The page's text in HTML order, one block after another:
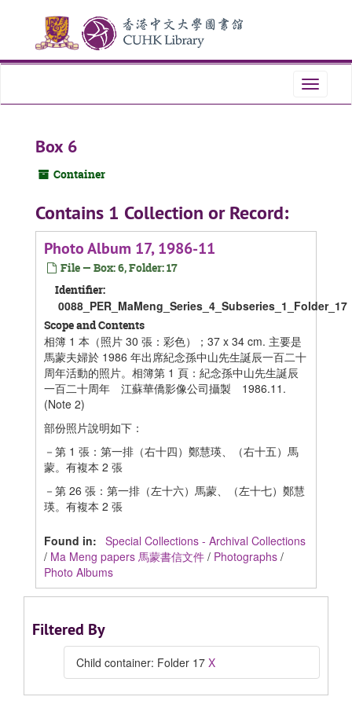
content
Toggle
Box 6
Container
Contains 1 Collection or Record:
Photo Album 17, 1986-11
File — Box: 6, Folder: 17
Identifier:
0088_PER_MaMeng_Series_4_Subseries_1_Folder_17
Scope and Contents
相簿 1 本（照片 30 張：彩色）；37 x 34 cm. 主要是
馬蒙夫婦於 1986 年出席紀念孫中山先生誕辰一百二十
周年活動的照片。相簿第 1 頁：紀念孫中山先生誕辰
一百二十周年 江蘇華僑影像公司攝製 1986.11.
(Note 2)
部份照片說明如下：
－第 1 張：第一排（右十四）鄭慧瑛、（右十五）馬
蒙。有複本 2 張
－第 26 張：第一排（左十六）馬蒙、（左十七）鄭慧
瑛。有複本 2 張
Found in: Special Collections - Archival Collections
/ Ma Meng papers 馬蒙書信文件 / Photographs /
Photo Albums
Filtered By
Child container: Folder 17 X